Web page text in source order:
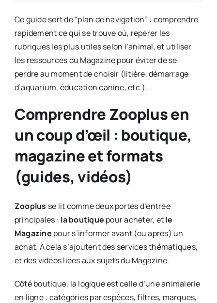
Ce guide sert de “plan de navigation” : comprendre
rapidement ce qui se trouve où, repérer les
rubriques les plus utiles selon l’animal, et utiliser
les ressources du Magazine pour éviter de se
perdre au moment de choisir (litière, démarrage
d’aquarium, éducation canine, etc.).
Comprendre Zooplus en
un coup d’œil : boutique,
magazine et formats
(guides, vidéos)
Zooplus se lit comme deux portes d’entrée
principales : la boutique pour acheter, etle
Magazine pour s’informer avant (ou après) un
achat. À cela s’ajoutent des services thématiques,
et des vidéos liées aux sujets du Magazine.
Côté boutique, la logique est celle d’une animalerie
en ligne : catégories par espèces, filtres, marques,